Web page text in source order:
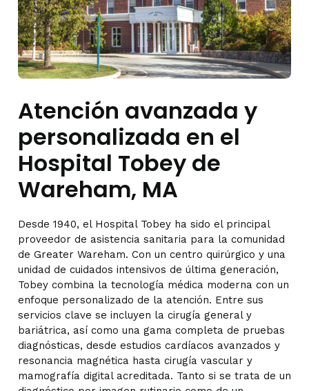
Atención avanzada y
personalizada en el
Hospital Tobey de
Wareham, MA
Desde 1940, el Hospital Tobey ha sido el principal
proveedor de asistencia sanitaria para la comunidad
de Greater Wareham. Con un centro quirúrgico y una
unidad de cuidados intensivos de última generación,
Tobey combina la tecnología médica moderna con un
enfoque personalizado de la atención. Entre sus
servicios clave se incluyen la cirugía general y
bariátrica, así como una gama completa de pruebas
diagnósticas, desde estudios cardíacos avanzados y
resonancia magnética hasta cirugía vascular y
mamografía digital acreditada. Tanto si se trata de un